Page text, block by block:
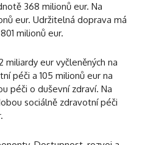
368 milionů eur. Na
eur. Udržitelná doprava má
milionů eur.
miliardy eur vyčleněných na
péči a 105 milionů eur na
péči o duševní zdraví. Na
sociálně zdravotní péči